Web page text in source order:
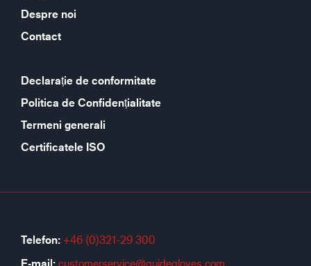
Despre noi
Contact
Declarație de conformitate
Politica de Confidențialitate
Termeni generali
Certificatele ISO
Telefon: +46 (0)321-29 300
customerservice@guidegloves.com